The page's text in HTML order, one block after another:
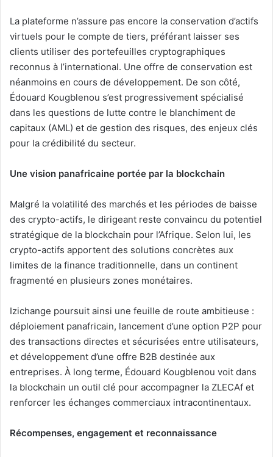
La plateforme n’assure pas encore la conservation d’actifs
virtuels pour le compte de tiers, préférant laisser ses
clients utiliser des portefeuilles cryptographiques
reconnus à l’international. Une offre de conservation est
néanmoins en cours de développement. De son côté,
Édouard Kougblenou s’est progressivement spécialisé
dans les questions de lutte contre le blanchiment de
capitaux (AML) et de gestion des risques, des enjeux clés
pour la crédibilité du secteur.
Une vision panafricaine portée par la blockchain
Malgré la volatilité des marchés et les périodes de baisse
des crypto-actifs, le dirigeant reste convaincu du potentiel
stratégique de la blockchain pour l’Afrique. Selon lui, les
crypto-actifs apportent des solutions concrètes aux
limites de la finance traditionnelle, dans un continent
fragmenté en plusieurs zones monétaires.
Izichange poursuit ainsi une feuille de route ambitieuse :
déploiement panafricain, lancement d’une option P2P pour
des transactions directes et sécurisées entre utilisateurs,
et développement d’une offre B2B destinée aux
entreprises. À long terme, Édouard Kougblenou voit dans
la blockchain un outil clé pour accompagner la ZLECAf et
renforcer les échanges commerciaux intracontinentaux.
Récompenses, engagement et reconnaissance